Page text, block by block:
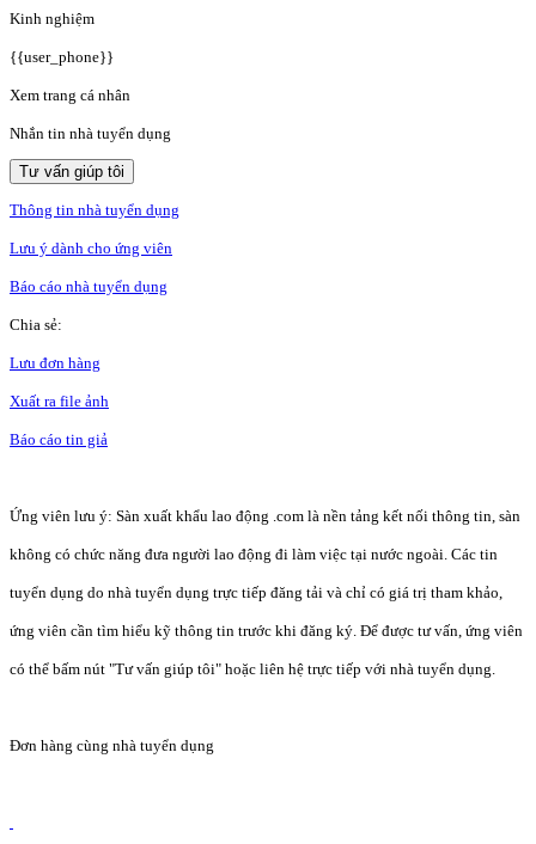
Kinh nghiệm
{{user_phone}}
Xem trang cá nhân
Nhắn tin nhà tuyển dụng
Tư vấn giúp tôi
Thông tin nhà tuyển dụng
Lưu ý dành cho ứng viên
Báo cáo nhà tuyển dụng
Chia sẻ:
Lưu đơn hàng
Xuất ra file ảnh
Báo cáo tin giả
Ứng viên lưu ý: Sàn xuất khẩu lao động .com là nền tảng kết nối thông tin, sàn
không có chức năng đưa người lao động đi làm việc tại nước ngoài. Các tin
tuyển dụng do nhà tuyển dụng trực tiếp đăng tải và chỉ có giá trị tham khảo,
ứng viên cần tìm hiểu kỹ thông tin trước khi đăng ký. Để được tư vấn, ứng viên
có thể bấm nút "Tư vấn giúp tôi" hoặc liên hệ trực tiếp với nhà tuyển dụng.
Đơn hàng cùng nhà tuyển dụng